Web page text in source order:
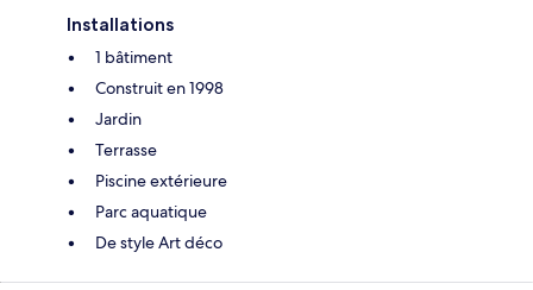
Installations
1 bâtiment
Construit en 1998
Jardin
Terrasse
Piscine extérieure
Parc aquatique
De style Art déco